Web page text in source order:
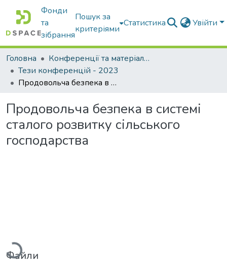
Фонди
та
зібрання
Пошук за
критеріями
Статистика Увійти
Головна
Конференції та матеріали конференцій
Тези конференцій - 2023
Продовольча безпека в системі сталого розвитку сільського господарства
Продовольча безпека в системі
сталого розвитку сільського
господарства
Вантажиться...
Файли